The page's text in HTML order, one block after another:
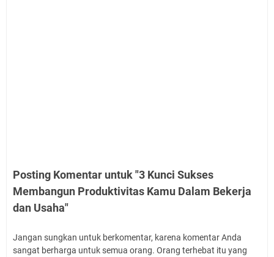
Posting Komentar untuk "3 Kunci Sukses
Membangun Produktivitas Kamu Dalam Bekerja
dan Usaha"
Jangan sungkan untuk berkomentar, karena komentar Anda
sangat berharga untuk semua orang. Orang terhebat itu yang